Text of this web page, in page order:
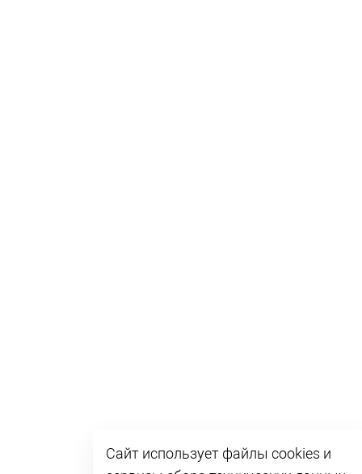
Сайт использует файлы cookies и